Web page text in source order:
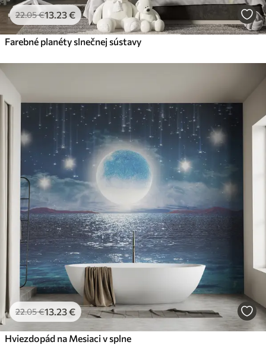
22.05€13.23€
Farebné planéty slnečnej sústavy
22.05€13.23€
Hviezdopád na Mesiaci v splne